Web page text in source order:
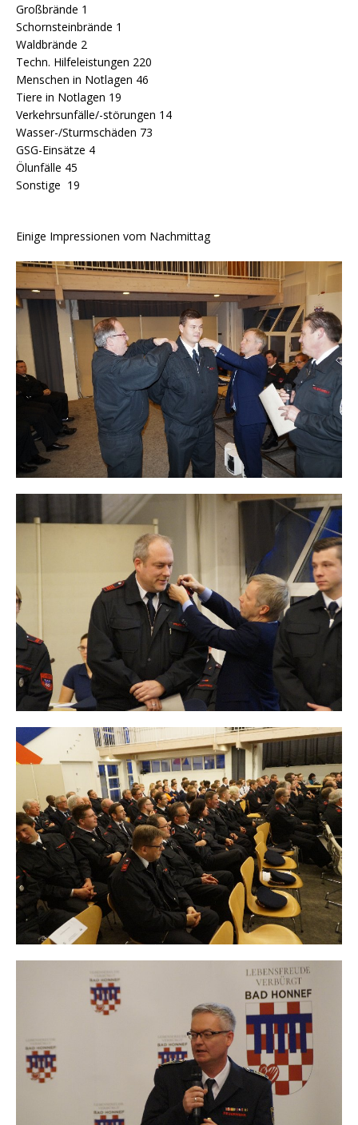
Großbrände 1
Schornsteinbrände 1
Waldbrände 2
Techn. Hilfeleistungen 220
Menschen in Notlagen 46
Tiere in Notlagen 19
Verkehrsunfälle/-störungen 14
Wasser-/Sturmschäden 73
GSG-Einsätze 4
Ölunfälle 45
Sonstige 19
Einige Impressionen vom Nachmittag